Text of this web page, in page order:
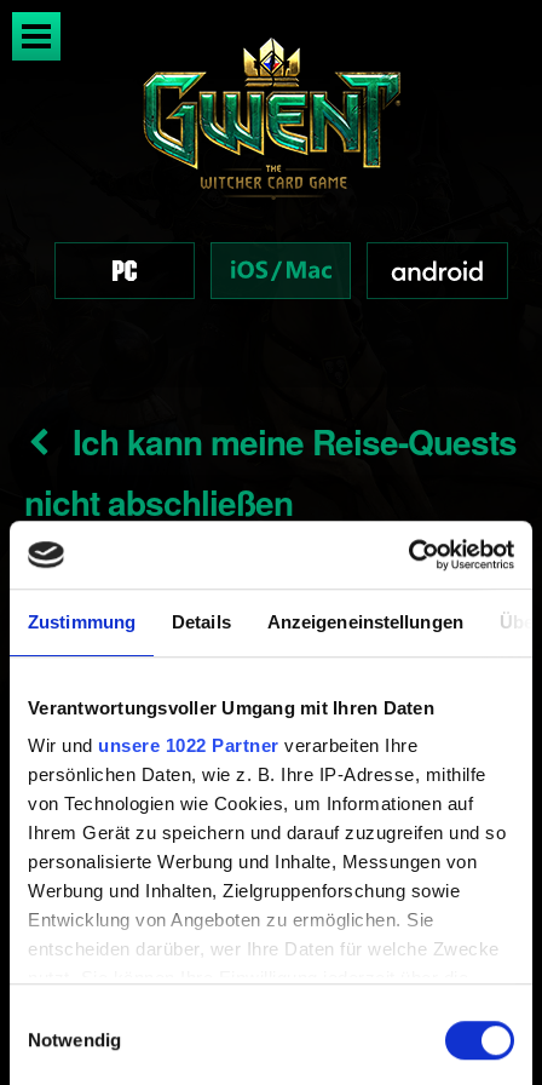
Zustimmung Details Anzeigeneinstellungen
Verantwortungsvoller Umgang mit Ihren Daten
Wir und unsere 1022 Partner verarbeiten Ihre
persönlichen Daten, wie z. B. Ihre IP-Adresse, mithilfe
von Technologien wie Cookies, um Informationen auf
Ihrem Gerät zu speichern und darauf zuzugreifen und so
personalisierte Werbung und Inhalte, Messungen von
Werbung und Inhalten, Zielgruppenforschung sowie
Entwicklung von Angeboten zu ermöglichen. Sie
entscheiden darüber, wer Ihre Daten für welche Zwecke
Trigger Symbol ändern oder widerrufen
Notwendig
Ich kann meine Reise-Quests
nicht abschließen
Erstellt vor 6 Jahren Aktualisiert vor 11 Monaten
Jede Woche gibt es in der Reise 3 Quests zum
Abschließen. Die Reisequests tragen zu bestimmten
Erfahre hier mehr über die Reisen:
https://www.playgwent.com/journey
Hilfe benötigt?
Kontakt aufnehmen